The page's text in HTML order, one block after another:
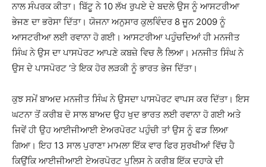
ਨਾਲ ਸੰਪਰਕ ਕੀਤਾ। ਬਿੱਟੂ ਨੇ 10 ਲੱਖ ਰੁਪਏ ਦੇ ਬਦਲੇ ਉਸ ਨੂੰ ਆਸਟਰੀਆ
ਭੇਜਣ ਦਾ ਭਰੋਸਾ ਦਿੱਤਾ। ਯੋਜਨਾ ਅਨੁਸਾਰ ਕੁਲਵਿੰਦਰ 8 ਜੂਨ 2009 ਨੂੰ
ਆਸਟਰੀਆ ਲਈ ਰਵਾਨਾ ਹੋ ਗਈ। ਆਸਟਰੀਆ ਪਹੁੰਚਦਿਆਂ ਹੀ ਮਨਜੀਤ
ਸਿੰਘ ਨੇ ਉਸ ਦਾ ਪਾਸਪੋਰਟ ਆਪਣੇ ਕਬਜ਼ੇ ਵਿਚ ਲੈ ਲਿਆ। ਮਨਜੀਤ ਸਿੰਘ ਨੇ
ਉਸ ਦੇ ਪਾਸਪੋਰਟ ‘ਤੇ ਇਕ ਹੋਰ ਲੜਕੀ ਨੂੰ ਭਾਰਤ ਭੇਜ ਦਿੱਤਾ।
ਕੁਝ ਸਮੇਂ ਬਾਅਦ ਮਨਜੀਤ ਸਿੰਘ ਨੇ ਉਸਦਾ ਪਾਸਪੋਰਟ ਵਾਪਸ ਕਰ ਦਿੱਤਾ। ਇਸ
ਘਟਨਾ ਤੋਂ ਕਰੀਬ ਦੋ ਸਾਲ ਬਾਅਦ ਉਹ ਖੁਦ ਭਾਰਤ ਲਈ ਰਵਾਨਾ ਹੋ ਗਈ ਅਤੇ
ਜਿਵੇਂ ਹੀ ਉਹ ਆਈਜੀਆਈ ਏਅਰਪੋਰਟ ਪਹੁੰਚੀ ਤਾਂ ਉਸ ਨੂੰ ਫੜ ਲਿਆ
ਗਿਆ। ਇਹ 13 ਸਾਲ ਪੁਰਾਣਾ ਮਾਮਲਾ ਇੱਕ ਵਾਰ ਫਿਰ ਸੁਰਖੀਆਂ ਵਿੱਚ ਹੈ
ਕਿਉਂਕਿ ਆਈਜੀਆਈ ਏਅਰਪੋਰਟ ਪੁਲਿਸ ਨੇ ਕਰੀਬ ਇੱਕ ਦਹਾਕੇ ਦੀ